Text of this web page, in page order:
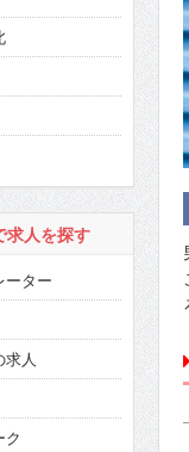
求人を探す
ーター
求人
ク